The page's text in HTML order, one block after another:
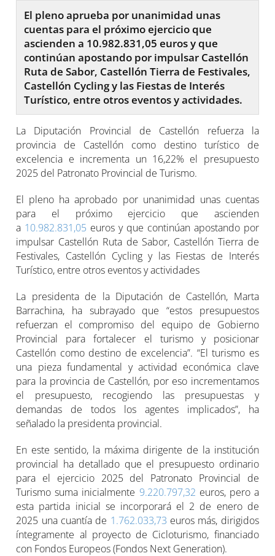
El pleno aprueba por unanimidad unas
cuentas para el próximo ejercicio que
ascienden a 10.982.831,05 euros y que
continúan apostando por impulsar Castellón
Ruta de Sabor, Castellón Tierra de Festivales,
Castellón Cycling y las Fiestas de Interés
Turístico, entre otros eventos y actividades.
La Diputación Provincial de Castellón refuerza la
provincia de Castellón como destino turístico de
excelencia e incrementa un 16,22% el presupuesto
2025 del Patronato Provincial de Turismo.
El pleno ha aprobado por unanimidad unas cuentas
para el próximo ejercicio que ascienden
a 10.982.831,05 euros y que continúan apostando por
impulsar Castellón Ruta de Sabor, Castellón Tierra de
Festivales, Castellón Cycling y las Fiestas de Interés
Turístico, entre otros eventos y actividades
La presidenta de la Diputación de Castellón, Marta
Barrachina, ha subrayado que “estos presupuestos
refuerzan el compromiso del equipo de Gobierno
Provincial para fortalecer el turismo y posicionar
Castellón como destino de excelencia”. “El turismo es
una pieza fundamental y actividad económica clave
para la provincia de Castellón, por eso incrementamos
el presupuesto, recogiendo las presupuestas y
demandas de todos los agentes implicados”, ha
señalado la presidenta provincial.
En este sentido, la máxima dirigente de la institución
provincial ha detallado que el presupuesto ordinario
para el ejercicio 2025 del Patronato Provincial de
Turismo suma inicialmente 9.220.797,32 euros, pero a
esta partida inicial se incorporará el 2 de enero de
2025 una cuantía de 1.762.033,73 euros más, dirigidos
íntegramente al proyecto de Cicloturismo, financiado
con Fondos Europeos (Fondos Next Generation).